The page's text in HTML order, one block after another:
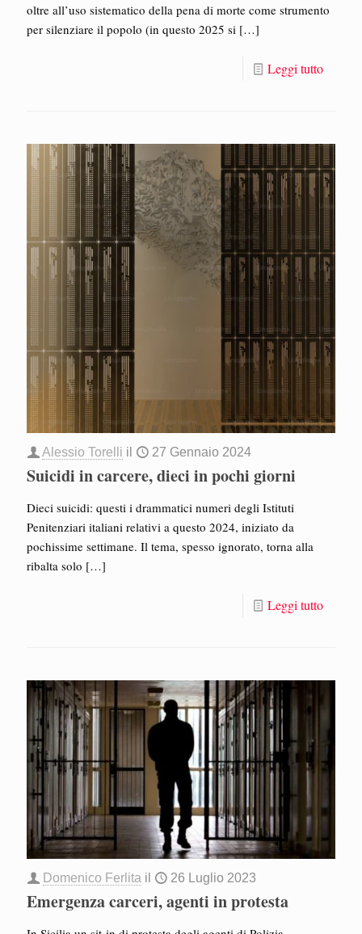
oltre all’uso sistematico della pena di morte come strumento
per silenziare il popolo (in questo 2025 si […]
Leggi tutto
Alessio Torelli il 27 Gennaio 2024
Suicidi in carcere, dieci in pochi giorni
Dieci suicidi: questi i drammatici numeri degli Istituti
Penitenziari italiani relativi a questo 2024, iniziato da
pochissime settimane. Il tema, spesso ignorato, torna alla
ribalta solo […]
Leggi tutto
Domenico Ferlita il 26 Luglio 2023
Emergenza carceri, agenti in protesta